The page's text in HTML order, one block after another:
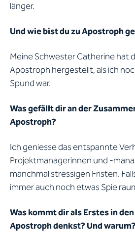
länger.
Und wie bist du zu Apostroph
Meine Schwester Catherine hat
Apostroph hergestellt, als ich
Spund war.
Was gefällt dir an der
Apostroph?
Ich geniesse das entspannte
Projektmanagerinnen und -
manchmal stressigen Fristen.
immer auch noch etwas
Was kommt dir als Erstes in
Apostroph denkst? Und